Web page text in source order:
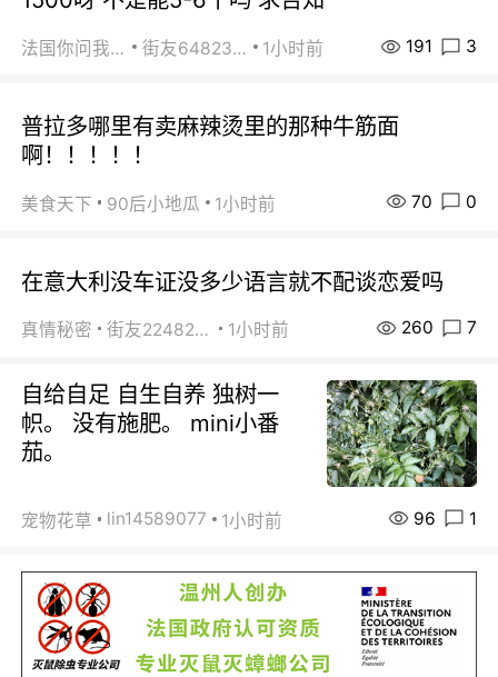
法国你问我答 街友64823891 1小时前 191 3
普拉多哪里有卖麻辣烫里的那种牛筋面
啊！！！！！
美食天下 90后小地瓜 1小时前 70 0
在意大利没车证没多少语言就不配谈恋爱吗
真情秘密 街友22482465 1小时前 260 7
自给自足 自生自养 独树一
帜。 没有施肥。 mini小番
茄。
宠物花草 lin14589077 1小时前 96 1